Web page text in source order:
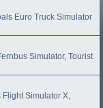
Euro Truck Simulator
Simulator, Tourist
Flight Simulator X,